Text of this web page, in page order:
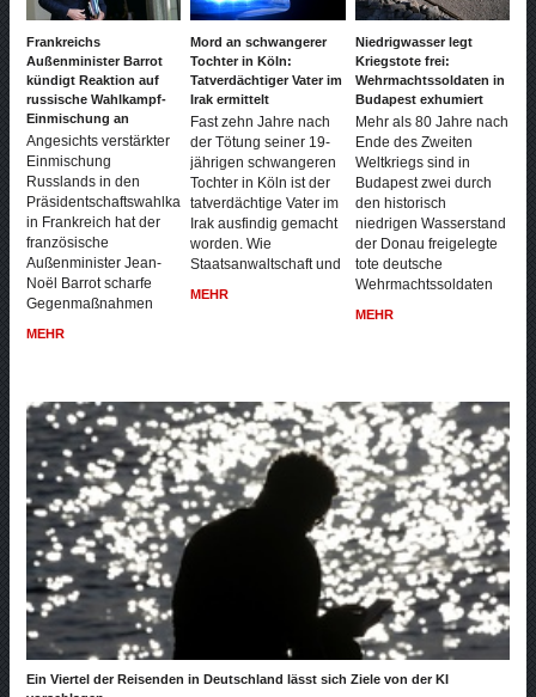
Frankreichs
Außenminister Barrot
kündigt Reaktion auf
russische Wahlkampf-
Einmischung an
Angesichts verstärkter
Einmischung
Russlands in den
Präsidentschaftswahlkampf
in Frankreich hat der
französische
Außenminister Jean-
Noël Barrot scharfe
Gegenmaßnahmen
MEHR
Mord an schwangerer
Tochter in Köln:
Tatverdächtiger Vater im
Irak ermittelt
Fast zehn Jahre nach
der Tötung seiner 19-
jährigen schwangeren
Tochter in Köln ist der
tatverdächtige Vater im
Irak ausfindig gemacht
worden. Wie
Staatsanwaltschaft und
MEHR
Niedrigwasser legt
Kriegstote frei:
Wehrmachtssoldaten in
Budapest exhumiert
Mehr als 80 Jahre nach
Ende des Zweiten
Weltkriegs sind in
Budapest zwei durch
den historisch
niedrigen Wasserstand
der Donau freigelegte
tote deutsche
Wehrmachtssoldaten
MEHR
Ein Viertel der Reisenden in Deutschland lässt sich Ziele von der KI